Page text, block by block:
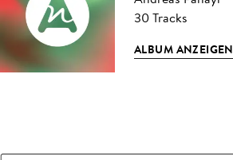
30 Tracks
ALBUM ANZEIGEN